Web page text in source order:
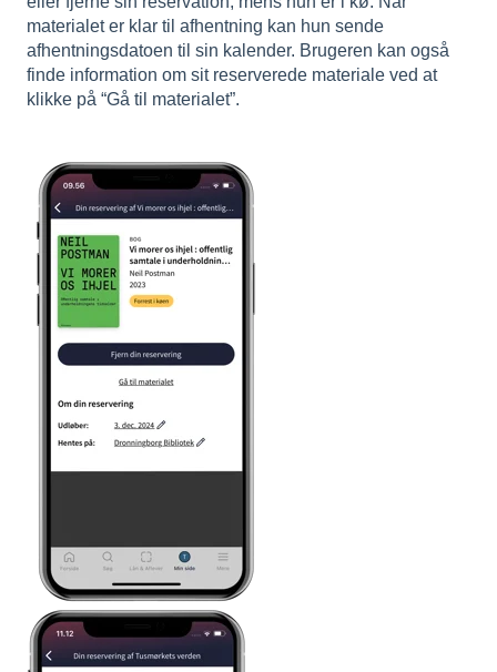
materialet er klar til afhentning kan hun sende
afhentningsdatoen til sin kalender. Brugeren kan også
finde information om sit reserverede materiale ved at
klikke på “Gå til materialet”.